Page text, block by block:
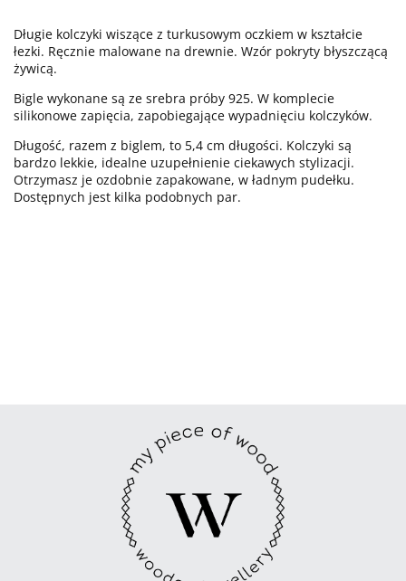
Długie kolczyki wiszące z turkusowym oczkiem w kształcie
łezki. Ręcznie malowane na drewnie. Wzór pokryty błyszczącą
żywicą.
Bigle wykonane są ze srebra próby 925. W komplecie
silikonowe zapięcia, zapobiegające wypadnięciu kolczyków.
Długość, razem z biglem, to 5,4 cm długości. Kolczyki są
bardzo lekkie, idealne uzupełnienie ciekawych stylizacji.
Otrzymasz je ozdobnie zapakowane, w ładnym pudełku.
Dostępnych jest kilka podobnych par.